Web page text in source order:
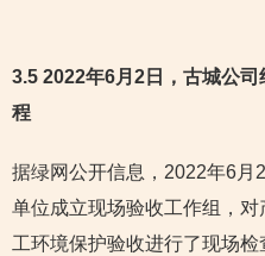
3.5 2022年6月2日，古城公
程
据绿网公开信息，2022年6月
单位成立现场验收工作组，
工环境保护验收进行了现场检